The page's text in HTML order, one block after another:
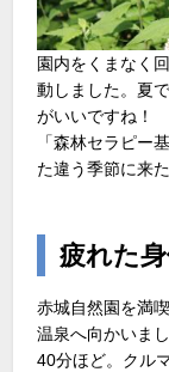
園内をくまなく
動しました。夏
がいいですね！
「森林セラピー
た違う季節に来
疲れた
赤城自然園を満
温泉へ向かいま
40分ほど。クル